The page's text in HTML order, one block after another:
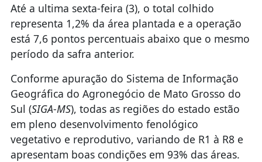
Até a ultima sexta-feira (3), o total colhido
representa 1,2% da área plantada e a operação
está 7,6 pontos percentuais abaixo que o mesmo
período da safra anterior.
Conforme apuração do Sistema de Informação
Geográfica do Agronegócio de Mato Grosso do
Sul (SIGA-MS), todas as regiões do estado estão
em pleno desenvolvimento fenológico
vegetativo e reprodutivo, variando de R1 à R8 e
apresentam boas condições em 93% das áreas.